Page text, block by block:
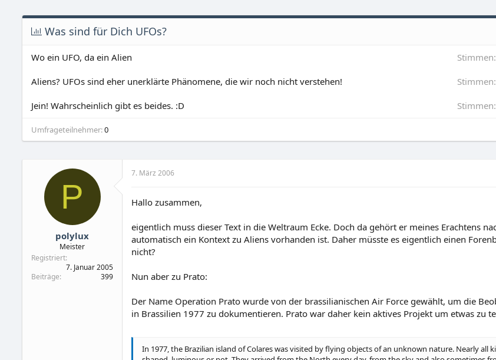
Was sind für Dich UFOs?
Wo ein UFO, da ein Alien Stimmen:
Aliens? UFOs sind eher unerklärte Phänomene, die wir noch nicht verstehen! Stimmen:
Jein! Wahrscheinlich gibt es beides. :D Stimmen:
Umfrageteilnehmer 0
P
polylux
Meister
Registriert
7. Januar 2005
Beiträge
399
7. März 2006
Hallo zusammen,
eigentlich muss dieser Text in die Weltraum Ecke. Doch da gehört er meines Erachtens
automatisch ein Kontext zu Aliens vorhanden ist. Daher müsste es eigentlich einen
nicht?
Nun aber zu Prato:
Der Name Operation Prato wurde von der brassilianischen Air Force gewählt, um die
in Brassilien 1977 zu dokumentieren. Prato war daher kein aktives Projekt um etwas zu
In 1977, the Brazilian island of Colares was visited by flying objects of an unknown nature. Nearly all